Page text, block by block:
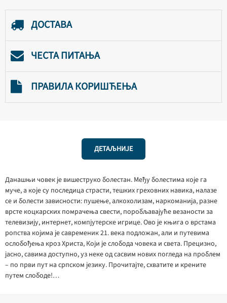
ДОСТАВА
ЧЕСТА ПИТАЊА
ПРАВИЛА КОРИШЋЕЊА
ДЕТАЉНИЈЕ
Данашњи човек је вишеструко болестан. Међу болестима које га
муче, а које су последица страсти, тешких греховних навика, налазе
се и болести зависности: пушење, алкохолизам, наркоманија, разне
врсте коцкарских помрачења свести, поробљавајуће везаности за
телевизију, интернет, компјутерске игрице. Ово је књига о врстама
ропства којима је савременик 21. века подложан, али и путевима
ослобођења кроз Христа, Који је слобода човека и света. Прецизно,
јасно, савима доступно, уз неке од сасвим нових погледа на проблем
– по први пут на српском језику. Прочитајте, схватите и крените
путем слободе!…